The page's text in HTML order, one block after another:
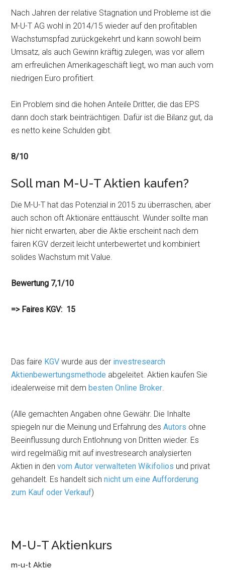
Nach Jahren der relative Stagnation und Probleme ist die
M-U-T AG wohl in 2014/15 wieder auf den profitablen
Wachstumspfad zurückgekehrt und kann sowohl beim
Umsatz, als auch Gewinn kräftig zulegen, was vor allem
am erfreulichen Amerikageschäft liegt, wo man auch vom
niedrigen Euro profitiert.
Ein Problem sind die hohen Anteile Dritter, die das EPS
dann doch stark beinträchtigen. Dafür ist die Bilanz gut, da
es netto keine Schulden gibt.
8/10
Soll man M-U-T Aktien kaufen?
Die M-U-T hat das Potenzial in 2015 zu überraschen, aber
auch schon oft Aktionäre enttäuscht. Wunder sollte man
hier nicht erwarten, aber die Aktie erscheint nach dem
fairen KGV derzeit leicht unterbewertet und kombiniert
solides Wachstum mit Value.
Bewertung 7,1/10
=> Faires KGV: 15
Das faire KGV wurde aus der investresearch
Aktienbewertungsmethode abgeleitet. Aktien kaufen Sie
idealerweise mit dembesten Online Broker.
(Alle gemachten Angaben ohne Gewähr. Die Inhalte
spiegeln nur die Meinung und Erfahrung desAutors ohne
Beeinflussung durch Entlohnung von Dritten wieder. Es
wird regelmäßig mit auf investresearch analysierten
Aktien in denvom Autor verwalteten Wikifolios und privat
gehandelt. Es handelt sichnicht um eine Aufforderung
zum Kauf oder Verkauf)
M-U-T Aktienkurs
m-u-t Aktie